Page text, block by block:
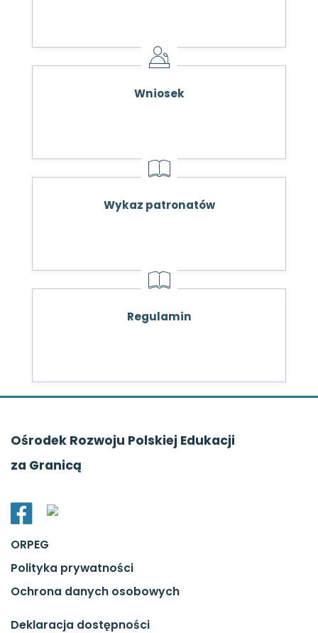
Wniosek
Wykaz patronatów
Regulamin
Ośrodek Rozwoju Polskiej Edukacji
za Granicą
ORPEG
Polityka prywatności
Ochrona danych osobowych
Deklaracja dostępności